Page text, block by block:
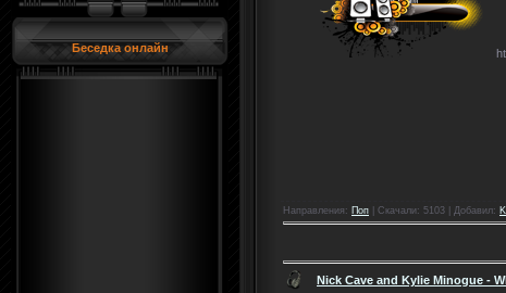
Беседка онлайн
Направления : Поп Скачали: 5103 | Добавил:
Nick Cave and Kylie Minogue -